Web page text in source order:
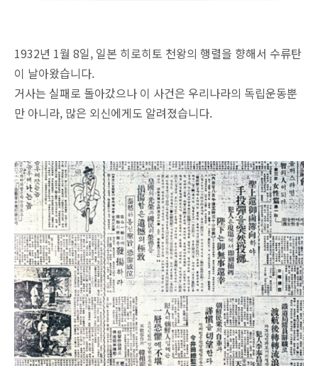
1932년 1월 8일, 일본 히로히토 천왕의 행렬을 향해서 수류탄
이 날아왔습니다.
거사는 실패로 돌아갔으나 이 사건은 우리나라의 독립운동뿐
만 아니라, 많은 외신에게도 알려졌습니다.